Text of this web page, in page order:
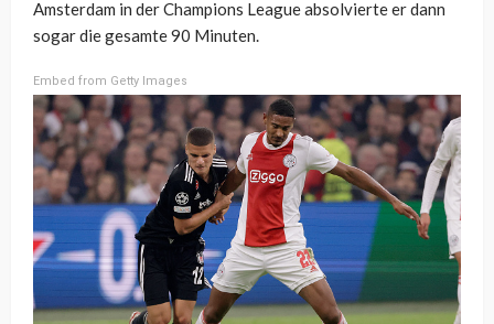
Amsterdam in der Champions League absolvierte er dann
sogar die gesamte 90 Minuten.
Embed from Getty Images